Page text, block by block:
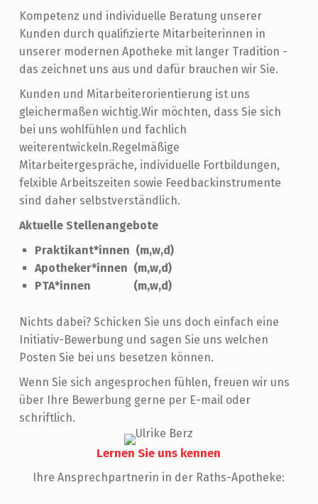
Kompetenz und individuelle Beratung unserer
Kunden durch qualifizierte Mitarbeiterinnen in
unserer modernen Apotheke mit langer Tradition -
das zeichnet uns aus und dafür brauchen wir Sie.
Kunden und Mitarbeiterorientierung ist uns
gleichermaßen wichtig.Wir möchten, dass Sie sich
bei uns wohlfühlen und fachlich
weiterentwickeln.Regelmäßige
Mitarbeitergespräche, individuelle Fortbildungen,
felxible Arbeitszeiten sowie Feedbackinstrumente
sind daher selbstverständlich.
Aktuelle Stellenangebote
Praktikant*innen (m,w,d)
Apotheker*innen (m,w,d)
PTA*innen (m,w,d)
Nichts dabei? Schicken Sie uns doch einfach eine
Initiativ-Bewerbung und sagen Sie uns welchen
Posten Sie bei uns besetzen können.
Wenn Sie sich angesprochen fühlen, freuen wir uns
über Ihre Bewerbung gerne per E-mail oder
schriftlich.
Lernen Sie uns kennen
Ihre Ansprechpartnerin in der Raths-Apotheke: